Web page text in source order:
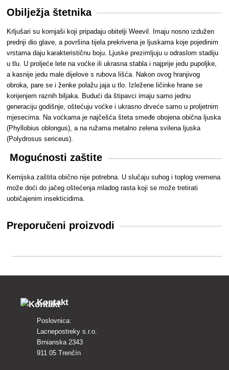
Obilježja štetnika
Krljušari su kornjaši koji pripadaju obitelji Weevil. Imaju nosno izdužen
prednji dio glave, a površina tijela prekrivena je ljuskama koje pojedinim
vrstama daju karakterističnu boju. Ljuske prezimljuju u odraslom stadiju
u tlu. U proljeće lete na voćke ili ukrasna stabla i najprije jedu pupoljke,
a kasnije jedu male dijelove s rubova lišća. Nakon ovog hranjivog
obroka, pare se i ženke polažu jaja u tlo. Izležene ličinke hrane se
korijenjem raznih biljaka. Budući da štipavci imaju samo jednu
generaciju godišnje, oštećuju voćke i ukrasno drveće samo u proljetnim
mjesecima. Na voćkama je najčešća šteta smeđe obojena obična ljuska
(Phyllobius oblongus), a na ružama metalno zelena svilena ljuska
(Polydrosus sericeus).
Mogućnosti zaštite
Kemijska zaštita obično nije potrebna. U slučaju suhog i toplog vremena
može doći do jačeg oštećenja mladog rasta koji se može tretirati
uobičajenim insekticidima.
Preporučeni proizvodi
Kontakt
Poslovnica:
Lacnepostreky s.r.o.
Brnianska 2343
911 05 Trenčín